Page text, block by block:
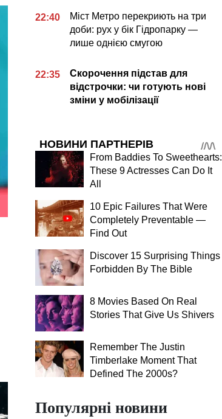
22:40
Міст Метро перекриють на три
доби: рух у бік Гідропарку —
лише однією смугою
22:35
Скорочення підстав для
відстрочки: чи готують нові
зміни у мобілізації
НОВИНИ ПАРТНЕРІВ
From Baddies To Sweethearts:
These 9 Actresses Can Do It
All
10 Epic Failures That Were
Completely Preventable —
Find Out
Discover 15 Surprising Things
Forbidden By The Bible
8 Movies Based On Real
Stories That Give Us Shivers
Remember The Justin
Timberlake Moment That
Defined The 2000s?
Популярні новини